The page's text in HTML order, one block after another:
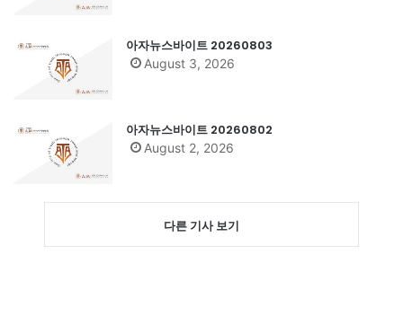
아자뉴스바이트 20260803
August 3, 2026
아자뉴스바이트 20260802
August 2, 2026
다른 기사 보기